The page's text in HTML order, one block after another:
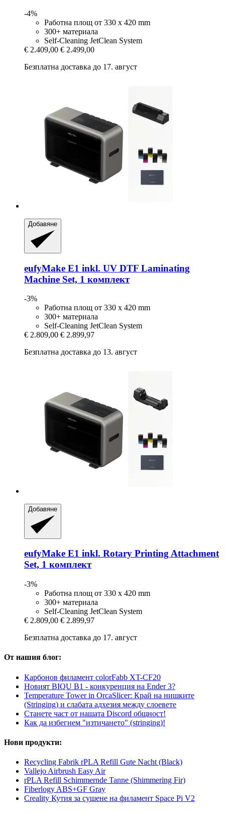
-4%
Работна площ от 330 x 420 mm
300+ материала
Self-Cleaning JetClean System
€ 2.409,00 € 2.499,00
Безплатна доставка до 17. август
Добавяне
eufyMake E1 inkl. UV DTF Laminating
Machine Set, 1 комплект
-3%
Работна площ от 330 x 420 mm
300+ материала
Self-Cleaning JetClean System
€ 2.809,00 € 2.899,97
Безплатна доставка до 13. август
Добавяне
eufyMake E1 inkl. Rotary Printing Attachment
Set, 1 комплект
-3%
Работна площ от 330 x 420 mm
300+ материала
Self-Cleaning JetClean System
€ 2.809,00 € 2.899,97
Безплатна доставка до 17. август
От нашия блог:
Карбонов филамент colorFabb XT-CF20
Новият BIQU B1 - конкуренция на Ender 3?
Temperature Tower in OrcaSlicer: Край на нишките
(Stringing) и слабата адхезия между слоевете
Станете част от нашата Discord общност!
Как да избегнем "изтичането" (stringing)!
Нови продукти:
Recycling Fabrik rPLA Refill Gute Nacht (Black)
Vallejo Airbrush Easy Air
rPLA Refill Schimmernde Tanne (Shimmering Fir)
Fiberlogy ABS+GF Gray
Creality Кутия за сушене на филамент Space Pi V2